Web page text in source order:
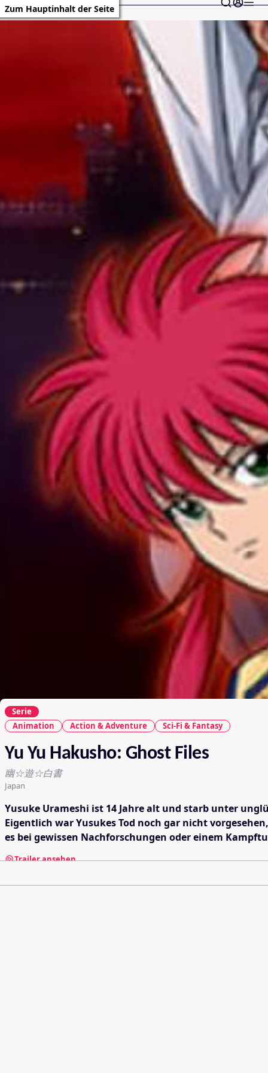
Zum Hauptinhalt der Seite
Serie
Animation
Action & Adventure Sci-Fi & Fantasy
Yu Yu Hakusho: Ghost Files
幽☆遊☆白書
Japan
Yusuke Urameshi ist 14 Jahre alt und starb unter
Eigentlich war Yusukes Tod noch gar nicht
es bei gewissen Nachforschungen oder einem
Trailer ansehen